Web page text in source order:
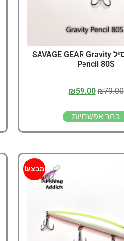
גרביטי פנסיל SAVAGE GEAR Gravity
Pencil 80S
₪79.00
₪59.00
בחר אפשרויות
מבצע!